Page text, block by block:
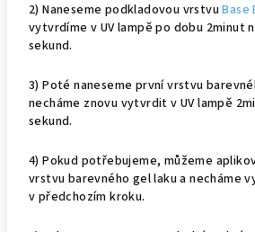
2) Naneseme podkladovou vrstvuBase
vytvrdíme v UV lampě po dobu 2minut
sekund.
3) Poté naneseme první vrstvu
necháme znovu vytvrdit v UV lampě
sekund.
4) Pokud potřebujeme, můžeme
vrstvu barevného gel laku a necháme
v předchozím kroku.